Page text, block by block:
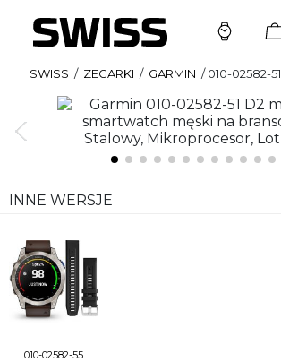
SWISS / ZEGARKI / GARMIN /010-02582-51
INNE WERSJE
010-02582-55